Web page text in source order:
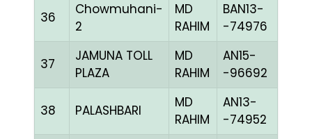
36
Chowmuhani-
2
MD
RAHIM
BAN13-
-74976
37
JAMUNA TOLL
PLAZA
MD
RAHIM
AN15-
-96692
38 PALASHBARI
MD
RAHIM
AN13-
-74952